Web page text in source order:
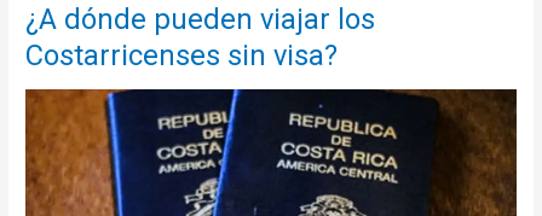
¿A dónde pueden viajar los
Costarricenses sin visa?